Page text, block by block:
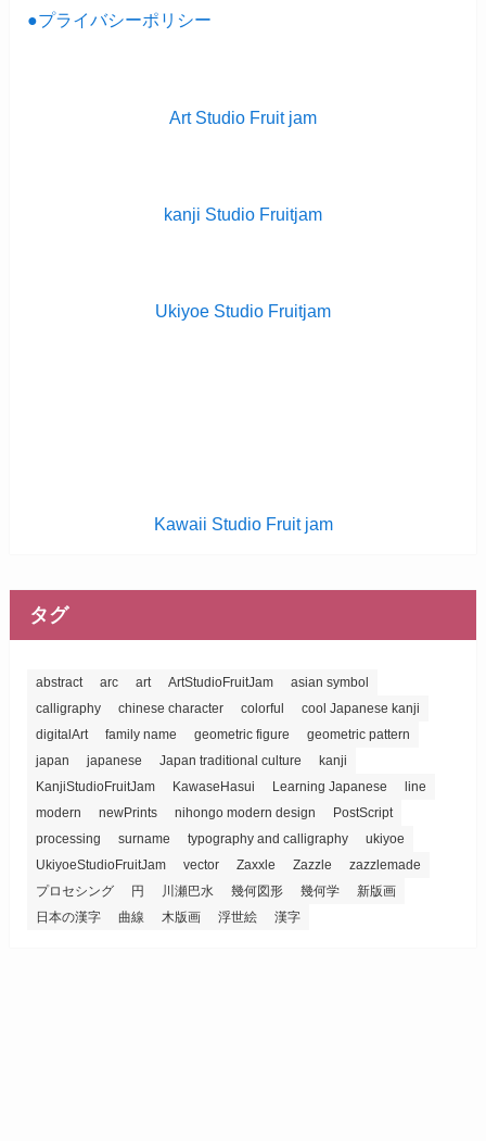
●プライバシーポリシー
Art Studio Fruit jam
kanji Studio Fruitjam
Ukiyoe Studio Fruitjam
Kawaii Studio Fruit jam
タグ
abstract arc art ArtStudioFruitJam
asian symbol
calligraphy
chinese character colorful
cool Japanese kanji
digitalArt
family name geometric figure
geometric pattern
japan
japanese Japan traditional culture
kanji
KanjiStudioFruitJam
KawaseHasui Learning Japanese
line
modern
newPrints nihongo modern design
PostScript
processing
surname typography and calligraphy
ukiyoe
UkiyoeStudioFruitJam
vector Zaxxle Zazzle
zazzlemade
プロセシング
円 川瀬巴水 幾何図形 幾何学
新版画
日本の漢字
曲線 木版画 浮世絵 漢字